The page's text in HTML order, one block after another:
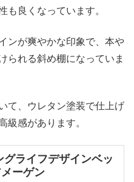
も良くなっています。
ンが爽やかな印象で、本や
られる斜め棚になっていま
て、ウレタン塗装で仕上げ
級感があります。
ライフデザインベッ
ーゲン